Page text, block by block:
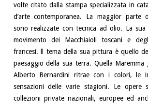
volte citato dalla stampa specializzata in
d’arte contemporanea. La maggior parte
sono realizzate con tecnica ad olio. La sua
movimento dei Macchiaioli toscani e
francesi. ll tema della sua pittura è quello
paesaggio della sua terra. Quella Maremma
Alberto Bernardini ritrae con i colori, le
sensazioni delle varie stagioni. Le opere
collezioni private nazionali, europee ed